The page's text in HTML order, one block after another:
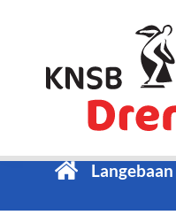
Langebaan